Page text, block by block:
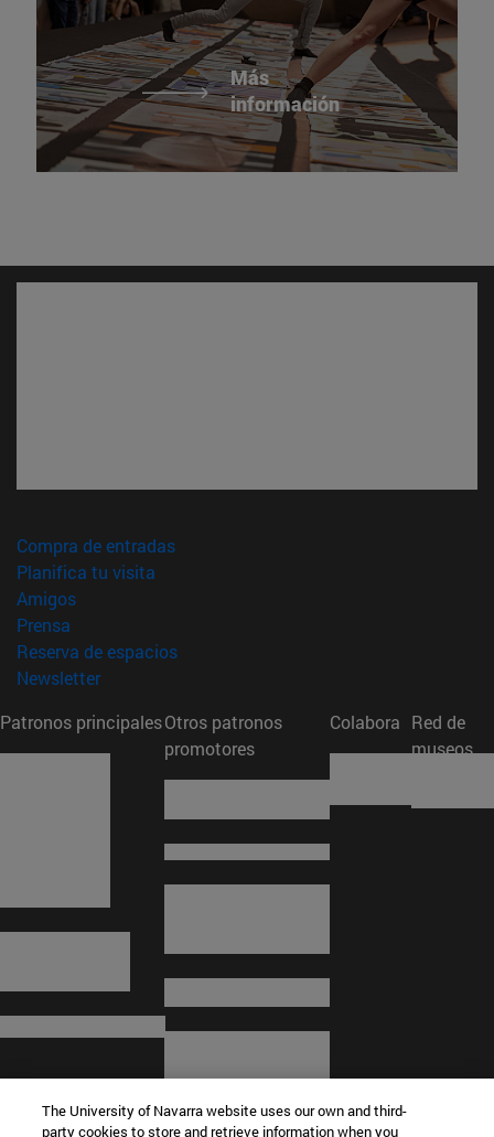
Más
información
Compra de entradas(abre en nueva ventana)
Planifica tu visita
Amigos(abre en nueva ventana)
Prensa
Reserva de espacios(abre en nueva ventana)
Newsletter(abre en nueva ventana)
Patronos principalesOtros patronos
promotores
Colabora Red de
museos
The University of Navarra website uses our own and third-
party cookies to store and retrieve information when you